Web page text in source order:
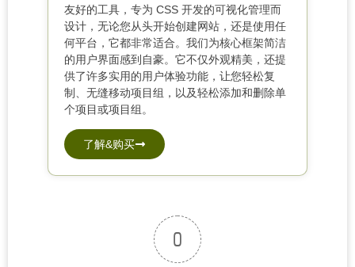
友好的工具，专为 CSS 开发的可视化管理而
设计，无论您从头开始创建网站，还是使用任
何平台，它都非常适合。 我们为核心框架简洁
的用户界面感到自豪。它不仅外观精美，还提
供了许多实用的用户体验功能，让您轻松复
制、无缝移动项目组，以及轻松添加和删除单
个项目或项目组。
了解&购买
0